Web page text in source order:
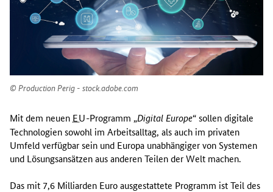
Production Perig - stock.adobe.com
Mit dem neuen EU-Programm „Digital Europe“ sollen digitale
Technologien sowohl im Arbeitsalltag, als auch im privaten
Umfeld verfügbar sein und Europa unabhängiger von Systemen
und Lösungsansätzen aus anderen Teilen der Welt machen.
Das mit 7,6 Milliarden Euro ausgestattete Programm ist Teil des